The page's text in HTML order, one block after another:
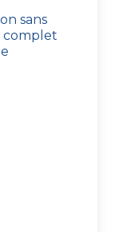
sans
complet